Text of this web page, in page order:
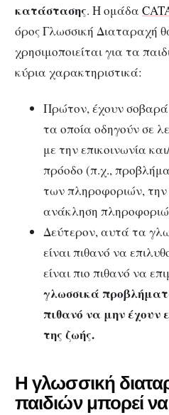
κατάστασης. Η ομάδα
όρος Γλωσσική Διαταραχή
χρησιμοποιείται για τα
κύρια χαρακτηριστικά:
Πρώτον, έχουν
τα οποία οδηγούν σε
με την επικοινωνία
πρόοδο (π.χ.,
των πληροφοριών,
ανάκληση
Δεύτερον, αυτά τα
είναι πιθανό να
είναι πιο πιθανό να
γλωσσικά
πιθανό να μην έχουν
της ζωής.
Η γλωσσική
παιδιών μπορεί